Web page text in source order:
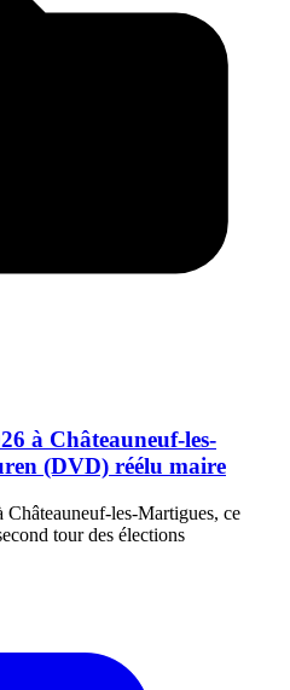
à Châteauneuf-les-
(DVD) réélu maire
les-Martigues, ce
tour des élections